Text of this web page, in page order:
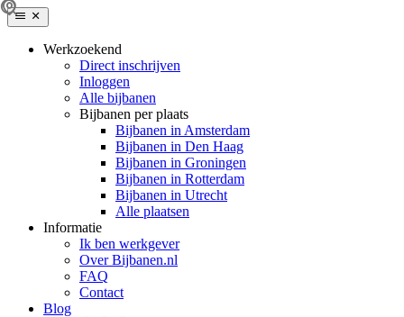
Werkzoekend
Direct inschrijven
Inloggen
Alle bijbanen
Bijbanen per plaats
Bijbanen in Amsterdam
Bijbanen in Den Haag
Bijbanen in Groningen
Bijbanen in Rotterdam
Bijbanen in Utrecht
Alle plaatsen
Informatie
Ik ben werkgever
Over Bijbanen.nl
FAQ
Contact
Blog